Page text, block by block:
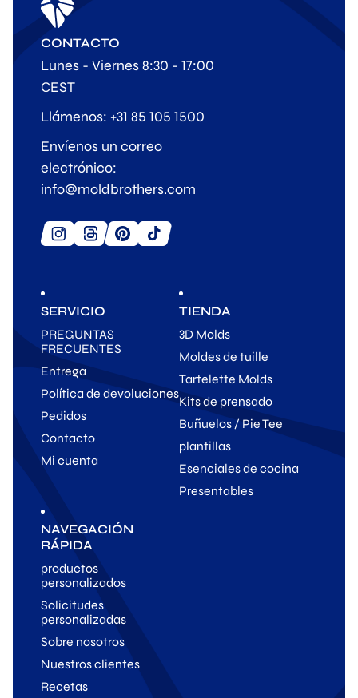
SERVICIO
PREGUNTAS
FRECUENTES
Entrega
Política de devoluciones
Pedidos
Contacto
Mi cuenta
TIENDA
3D Molds
Moldes de tuille
Tartelette Molds
Kits de prensado
Buñuelos / Pie Tee
plantillas
Esenciales de cocina
Presentables
NAVEGACIÓN
RÁPIDA
productos
personalizados
Solicitudes
personalizadas
Sobre nosotros
Nuestros clientes
Recetas
CONTACTO
Lunes - Viernes 8:30 - 17:00
CEST
Llámenos: +31 85 105 1500
Envíenos un correo
electrónico:
info@moldbrothers.com